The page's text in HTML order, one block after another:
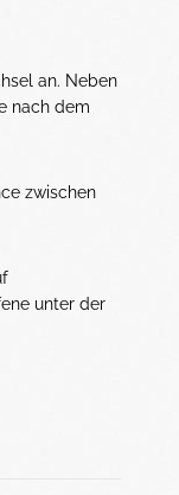
an. Neben
nach dem
zwischen
unter der